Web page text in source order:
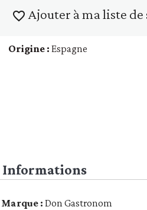
favorite_border Ajouter à ma liste de
Origine : Espagne
Informations
Marque : Don Gastronom